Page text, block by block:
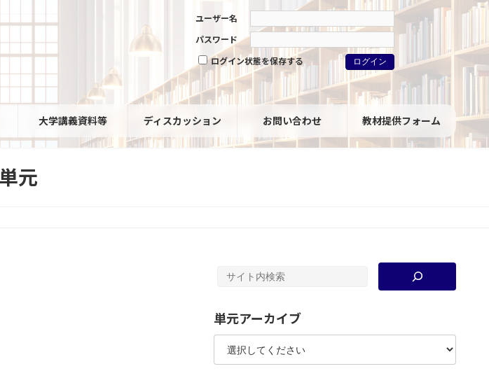
ユーザー名
パスワード
ログイン状態を保存する
大学講義資料等 ディスカッション お問い合わせ 教材提供フォーム
単元
単元アーカイブ